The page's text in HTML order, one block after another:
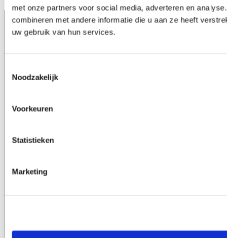
met onze partners voor social media, adverteren en
combineren met andere informatie die u aan ze heeft
uw gebruik van hun services.
Noodzakelijk
Voorkeuren
Statistieken
Marketing
Hivos
komen we op voor gelijkheid en strijden we
>Hivos en de politiek
>Postcode Loterij